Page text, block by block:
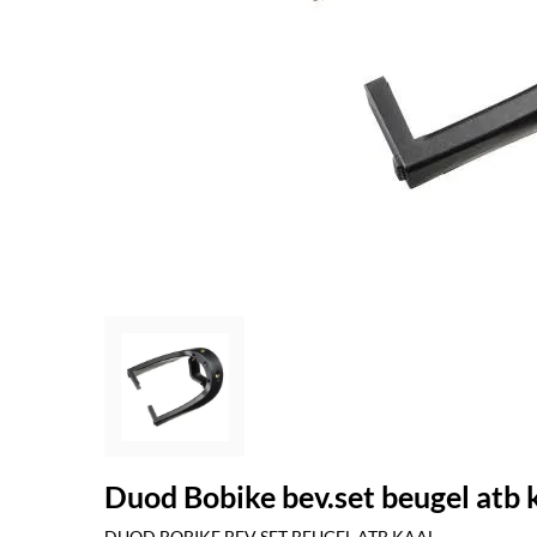
Duod Bobike bev.set beugel atb